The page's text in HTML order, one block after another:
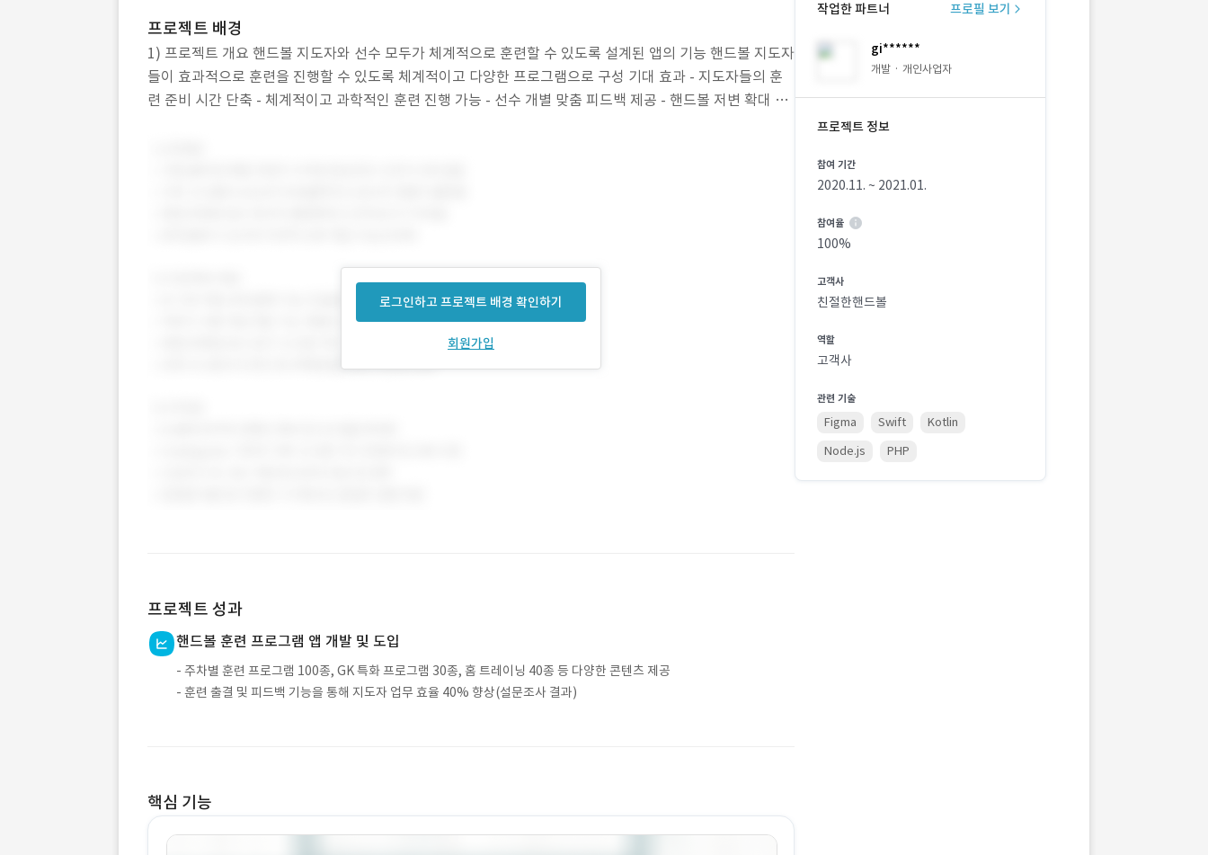
프로젝트 배경
1) 프로젝트 개요 핸드볼 지도자와 선수 모두가 체계적으로 훈련할 수 있도록 설계된 앱의 기능 핸드볼 지도자
들이 효과적으로 훈련을 진행할 수 있도록 체계적이고 다양한 프로그램으로 구성 기대 효과 - 지도자들의 훈
련 준비 시간 단축 - 체계적이고 과학적인 훈련 진행 가능 - 선수 개별 맞춤 피드백 제공 - 핸드볼 저변 확대 및
로그인하고 프로젝트 배경 확인하기
회원가입
프로젝트 성과
핸드볼 훈련 프로그램 앱 개발 및 도입
- 주차별 훈련 프로그램 100종, GK 특화 프로그램 30종, 홈 트레이닝 40종 등 다양한 콘텐츠 제공
- 훈련 출결 및 피드백 기능을 통해 지도자 업무 효율 40% 향상(설문조사 결과)
핵심 기능
작업한 파트너 프로필 보기
gi******
개발 · 개인사업자
프로젝트 정보
참여 기간
2020.11. ~ 2021.01.
참여율
100%
고객사
친절한핸드볼
역할
고객사
관련 기술
Figma Swift
Kotlin
Node.js
PHP